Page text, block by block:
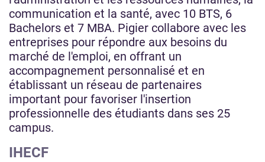
communication et la santé, avec 10 BTS, 6
Bachelors et 7 MBA. Pigier collabore avec les
entreprises pour répondre aux besoins du
marché de l'emploi, en offrant un
accompagnement personnalisé et en
établissant un réseau de partenaires
important pour favoriser l'insertion
professionnelle des étudiants dans ses 25
campus.
IHECF